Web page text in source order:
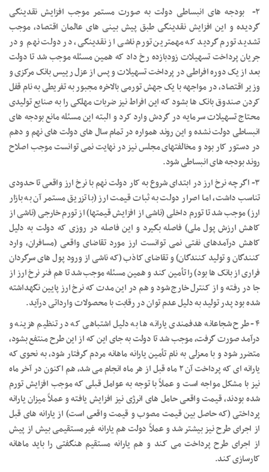
۲- بودجه های انبساطی دولت به صورت مستمر موجب افزایش نقدینگی
گردیده و این افزایش نقدینگی طبق پیش بینی های عالمان اقتصاد، موجب
تشدید تورم گردید که مهمترین تورم ناشی از نقدینگی، در دولت نهم و در
جریان پرداخت تسهیلات زودبازده رخ داد که همین مسئله موجب شد تا دولت
بعد از یک دوره افراطی در پرداخت تسهیلات و پس از عزل رییس بانک مرکزی و
وزیر اقتصاد، در مواجهه با یک جهش تورمی بالاخره مجبور به تفریطی به نام قفل
کردن صندوق بانک ها بشود که این افراط نیز ضربات مهلکی را به صنایع تولیدی
محتاج تسهیلات سرمایه در گردش وارد کرد و البته این مسئله مانع بودجه های
انبساطی دولت نشده و این روند همواره در تمام سال های دولت های نهم و دهم
در دستور کار بود و مخالفتهای مجلس نیز در نهایت نمی توانست موجب اصلاح
روند بودجه های انبساطی شود.
۳- اگر چه نرخ ارز در ابتدای شروع به کار دولت نهم با نرخ ارز واقعی تا حدودی
تناسب داشت، اما اصرار دولت به ثبات قیمت ارز (با تزریق مستمر آن به بازار
ارز) موجب شد تا تورم داخلی (ناشی از افزایش قیمتها) از تورم خارجی (ناشی از
کاهش ارزش پول ملی) فاصله بگیرد و این فاصله در روزی که دولت به دلیل
کاهش درآمدهای نفتی نمی توانست ارز مورد تقاضای واقعی (مسافران، وارد
کنندگان و تولید کنندگان) و تقاضای کاذب (که ناشی از ورود پول های سرگردان
فراری از بانک ها بود) را تأمین کند و همین مسئله موجب شد تا هم فنر نرخ ارز از
جا در رفته و از کنترل خارج شود و هم در این مدت که نرخ ارز پایین نگهداشته
شده بود پدر تولید به دلیل عدم توان در رقابت با محصولات وارداتی درآید.
۴- طرح شجاعانه هدفمندی یارانه ها به دلیل اشتباهی که در تنظیم هزینه و
درآمد صورت گرفت، موجب شد تا دولت به جای این که از این طرح منتفع بشود،
متضرر شود و با معزلی به نام تأمین یارانه ماهانه مردم گرفتار شود، به نحوی که
یارانه ای که پرداخت آن ۲ ماه قبل از هر ماه انجام می شد، هم اکنون در آخر ماه
نیز با مشکل مواجه است و عملاً با توجه به عوامل قبلی که موجب افزایش تورم
شده بودند، قیمت واقعی حامل های انرژی نیز افزایش یافته و عملاً میزان یارانه
پرداختی (که حاصل بین قیمت مصوب و قیمت واقعی است) از یارانه های قبل
از اجرای طرح نیز بیشتر شد و عملاً دولت هم یارانه غیرمستقیمی بیش از پیش
از اجرای طرح پرداخت می کند و هم یارانه مستقیم هنگفتی را باید ماهانه
کارسازی کند.